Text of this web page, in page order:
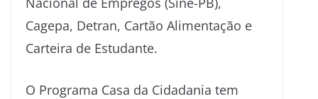
Cagepa, Detran, Cartão Alimentação e
Carteira de Estudante.
O Programa Casa da Cidadania tem